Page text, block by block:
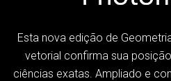
Esta nova edição de
vetorial confirma sua
ciências exatas. Ampliado e